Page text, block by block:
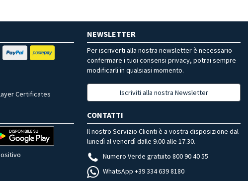
Certificates
NEWSLETTER
Per iscriverti alla nostra newsletter è necessario
confermare i tuoi consensi privacy, potrai sempre
modificarli in qualsiasi momento.
Iscriviti alla nostra Newsletter
CONTATTI
Il nostro Servizio Clienti è a vostra disposizione dal
lunedì al venerdì dalle 9.00 alle 17.30.
Numero Verde gratuito 800 90 40 55
WhatsApp +39 334 639 8180